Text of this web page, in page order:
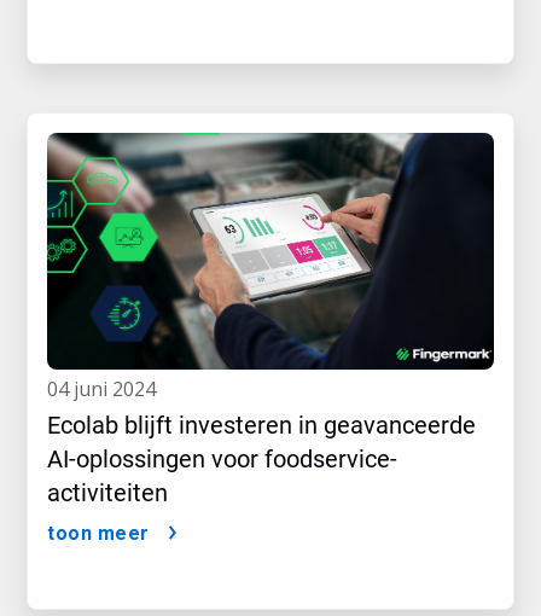
04 juni 2024
Ecolab blijft investeren in geavanceerde
AI-oplossingen voor foodservice-
activiteiten
toon meer